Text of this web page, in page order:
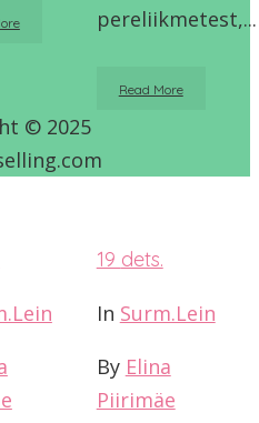
pereliikmetest,...
Read More
19 dets.
In Surm.Lein
By Elina
Piirimäe
© 2025